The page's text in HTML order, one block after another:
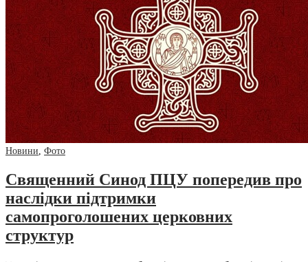
Новини, Фото
Священний Синод ПЦУ попередив про
наслідки підтримки
самопроголошених церковних
структур